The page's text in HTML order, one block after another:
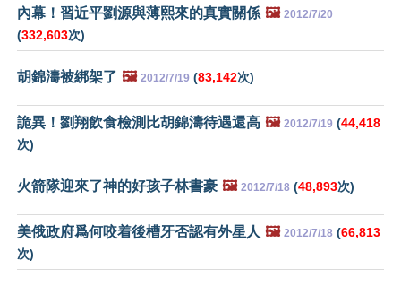
內幕！習近平劉源與薄熙來的真實關係 🖼️ 2012/7/20
(332,603次)
胡錦濤被綁架了 🖼️ 2012/7/19 (83,142次)
詭異！劉翔飲食檢測比胡錦濤待遇還高 🖼️ 2012/7/19 (44,418
次)
火箭隊迎來了神的好孩子林書豪 🖼️ 2012/7/18 (48,893次)
美俄政府爲何咬着後槽牙否認有外星人 🖼️ 2012/7/18 (66,813
次)